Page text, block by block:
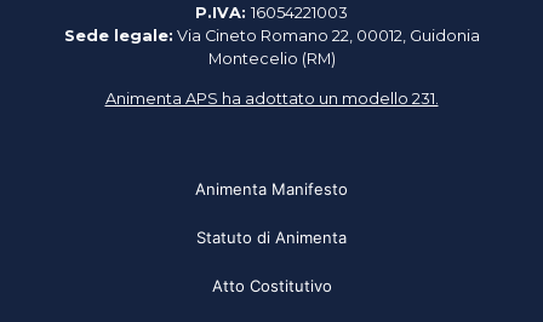
P.IVA: 16054221003
Sede legale: Via Cineto Romano 22, 00012, Guidonia
Montecelio (RM)
Animenta APS ha adottato un modello 231.
Animenta Manifesto
Statuto di Animenta
Atto Costitutivo